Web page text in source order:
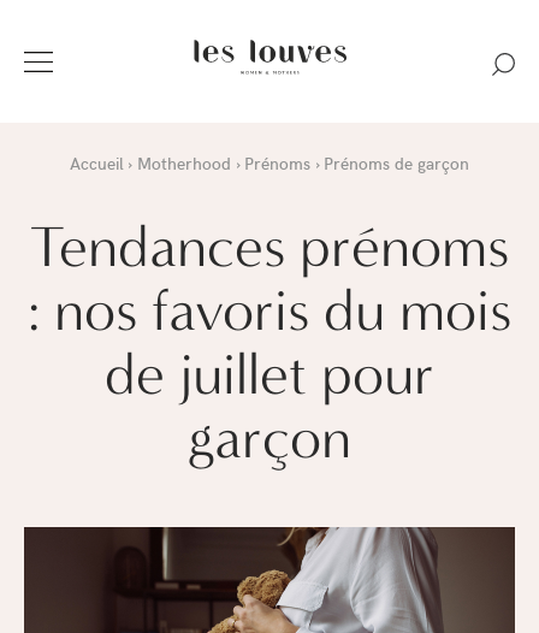
Accueil Motherhood Prénoms Prénoms de garçon
Tendances prénoms
: nos favoris du mois
de juillet pour
garçon